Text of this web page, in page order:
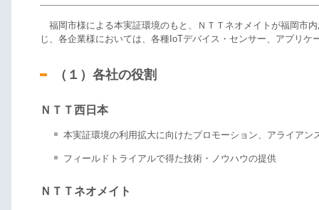
福岡市様による本実証環境のもと、ＮＴＴネオメイトが福岡市
じ、各企業様においては、各種IoTデバイス・センサー、アプリ
（１）各社の役割
ＮＴＴ西日本
本実証環境の利用拡大に向けたプロモーション、アライアン
フィールドトライアルで得た技術・ノウハウの提供
ＮＴＴネオメイト